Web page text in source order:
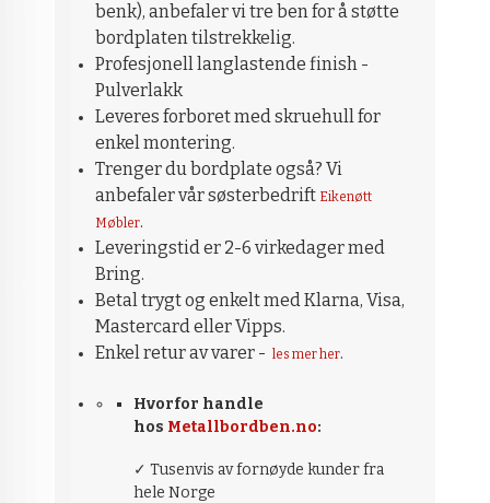
benk), anbefaler vi tre ben for å støtte
bordplaten tilstrekkelig.
Profesjonell langlastende finish -
Pulverlakk
Leveres forboret med skruehull for
enkel montering.
Trenger du bordplate også? Vi
anbefaler vår søsterbedrift Eikenøtt
Møbler.
Leveringstid er 2-6 virkedager med
Bring.
Betal trygt og enkelt med Klarna, Visa,
Mastercard eller Vipps.
Enkel retur av varer - les mer her.
Hvorfor handle
hos Metallbordben.no:
✓ Tusenvis av fornøyde kunder fra
hele Norge